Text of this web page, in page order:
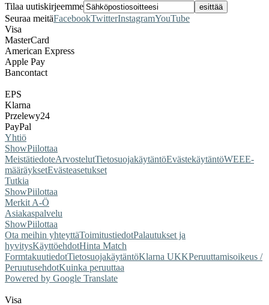
Tilaa uutiskirjeemme
Seuraa meitäFacebookTwitterInstagramYouTube
Visa
MasterCard
American Express
Apple Pay
Bancontact
EPS
Klarna
Przelewy24
PayPal
Yhtiö
ShowPiilottaa
MeistätiedoteArvostelutTietosuojakäytäntöEvästekäytäntöWEEE-
määräyksetEvästeasetukset
Tutkia
ShowPiilottaa
Merkit A-Ö
Asiakaspalvelu
ShowPiilottaa
Ota meihin yhteyttäToimitustiedotPalautukset ja
hyvitysKäyttöehdotHinta Match
FormtakuutiedotTietosuojakäytäntöKlarna UKKPeruuttamisoikeus /
PeruutusehdotKuinka peruuttaa
Powered by Google Translate
Visa